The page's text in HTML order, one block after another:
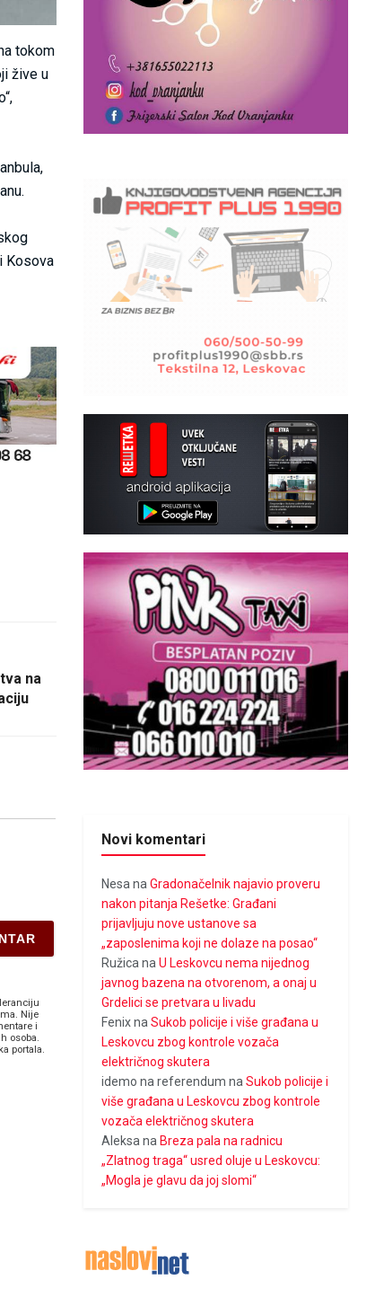
tokom
žive u
Kosova
na
Nije
i
osoba.
portala.
Novi komentari
Nesa naGradonačelnik najavio proveru
nakon pitanja Rešetke: Građani
prijavljuju nove ustanove sa
„zaposlenima koji ne dolaze na posao“
Ružica naU Leskovcu nema nijednog
javnog bazena na otvorenom, a onaj u
Grdelici se pretvara u livadu
FenixnaSukob policije i više građana u
Leskovcu zbog kontrole vozača
električnog skutera
idemo na referendum naSukob policije i
više građana u Leskovcu zbog kontrole
vozača električnog skutera
Aleksa na Breza pala na radnicu
„Zlatnog traga“ usred oluje u Leskovcu:
„Mogla je glavu da joj slomi“